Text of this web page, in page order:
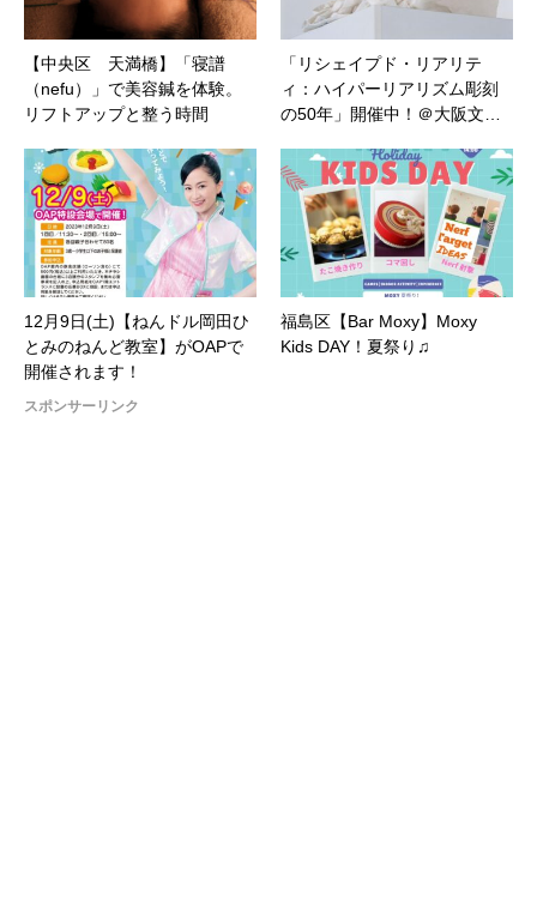
【中央区 天満橋】「寝譜
（nefu）」で美容鍼を体験。
リフトアップと整う時間
「リシェイプド・リアリテ
ィ：ハイパーリアリズム彫刻
の50年」開催中！＠大阪文…
12月9日(土)【ねんドル岡田ひ
とみのねんど教室】がOAPで
開催されます！
福島区【Bar Moxy】Moxy
Kids DAY！夏祭り♫
スポンサーリンク